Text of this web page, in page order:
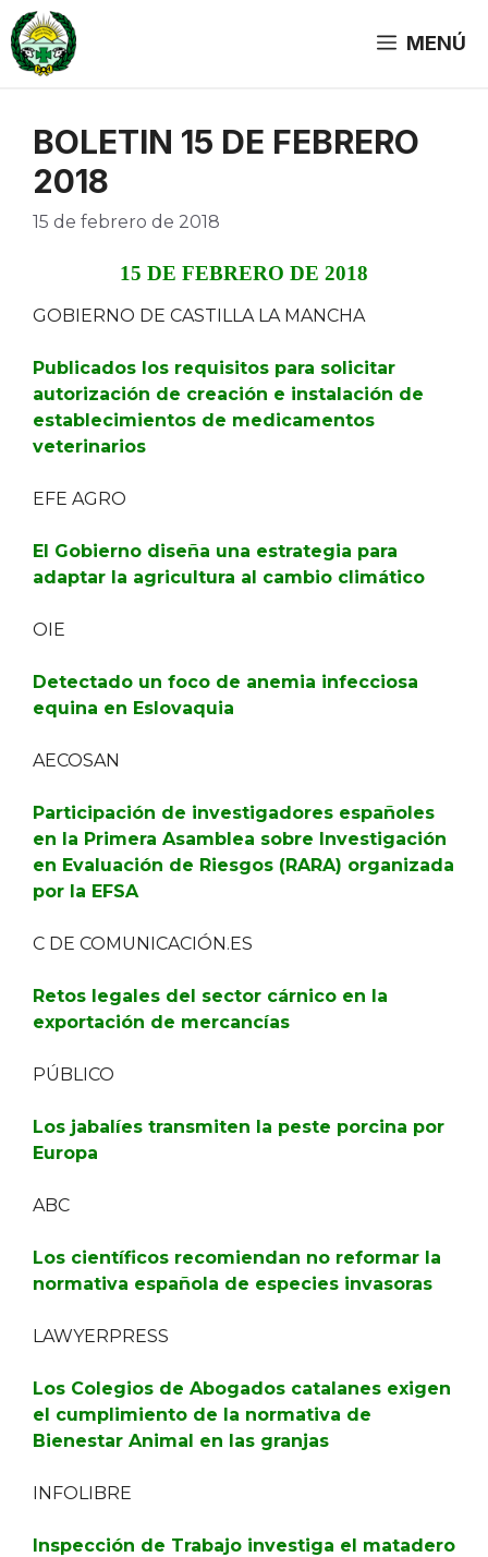
Saltar
al
contenido
MENÚ
BOLETIN 15 DE FEBRERO
2018
15 de febrero de 2018
15 DE FEBRERO DE 2018
GOBIERNO DE CASTILLA LA MANCHA
Publicados los requisitos para solicitar
autorización de creación e instalación de
establecimientos de medicamentos
veterinarios
EFE AGRO
El Gobierno diseña una estrategia para
adaptar la agricultura al cambio climático
OIE
Detectado un foco de anemia infecciosa
equina en Eslovaquia
AECOSAN
Participación de investigadores españoles
en la Primera Asamblea sobre Investigación
en Evaluación de Riesgos (RARA) organizada
por la EFSA
C DE COMUNICACIÓN.ES
Retos legales del sector cárnico en la
exportación de mercancías
PÚBLICO
Los jabalíes transmiten la peste porcina por
Europa
ABC
Los científicos recomiendan no reformar la
normativa española de especies invasoras
LAWYERPRESS
Los Colegios de Abogados catalanes exigen
el cumplimiento de la normativa de
Bienestar Animal en las granjas
INFOLIBRE
Inspección de Trabajo investiga el matadero